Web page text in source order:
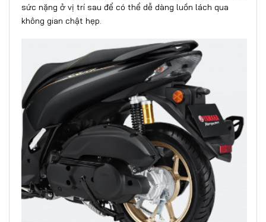
sức nặng ở vị trí sau để có thể dễ dàng luồn lách qua
không gian chật hẹp.